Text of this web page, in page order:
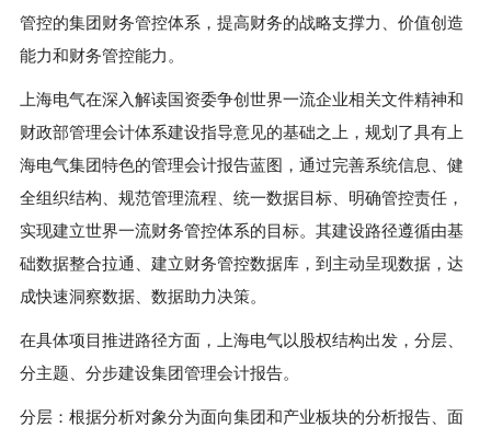
管控的集团财务管控体系，提高财务的战略支撑力、价值创造
能力和财务管控能力。
上海电气在深入解读国资委争创世界一流企业相关文件精神和
财政部管理会计体系建设指导意见的基础之上，规划了具有上
海电气集团特色的管理会计报告蓝图，通过完善系统信息、健
全组织结构、规范管理流程、统一数据目标、明确管控责任，
实现建立世界一流财务管控体系的目标。其建设路径遵循由基
础数据整合拉通、建立财务管控数据库，到主动呈现数据，达
成快速洞察数据、数据助力决策。
在具体项目推进路径方面，上海电气以股权结构出发，分层、
分主题、分步建设集团管理会计报告。
分层：根据分析对象分为面向集团和产业板块的分析报告、面